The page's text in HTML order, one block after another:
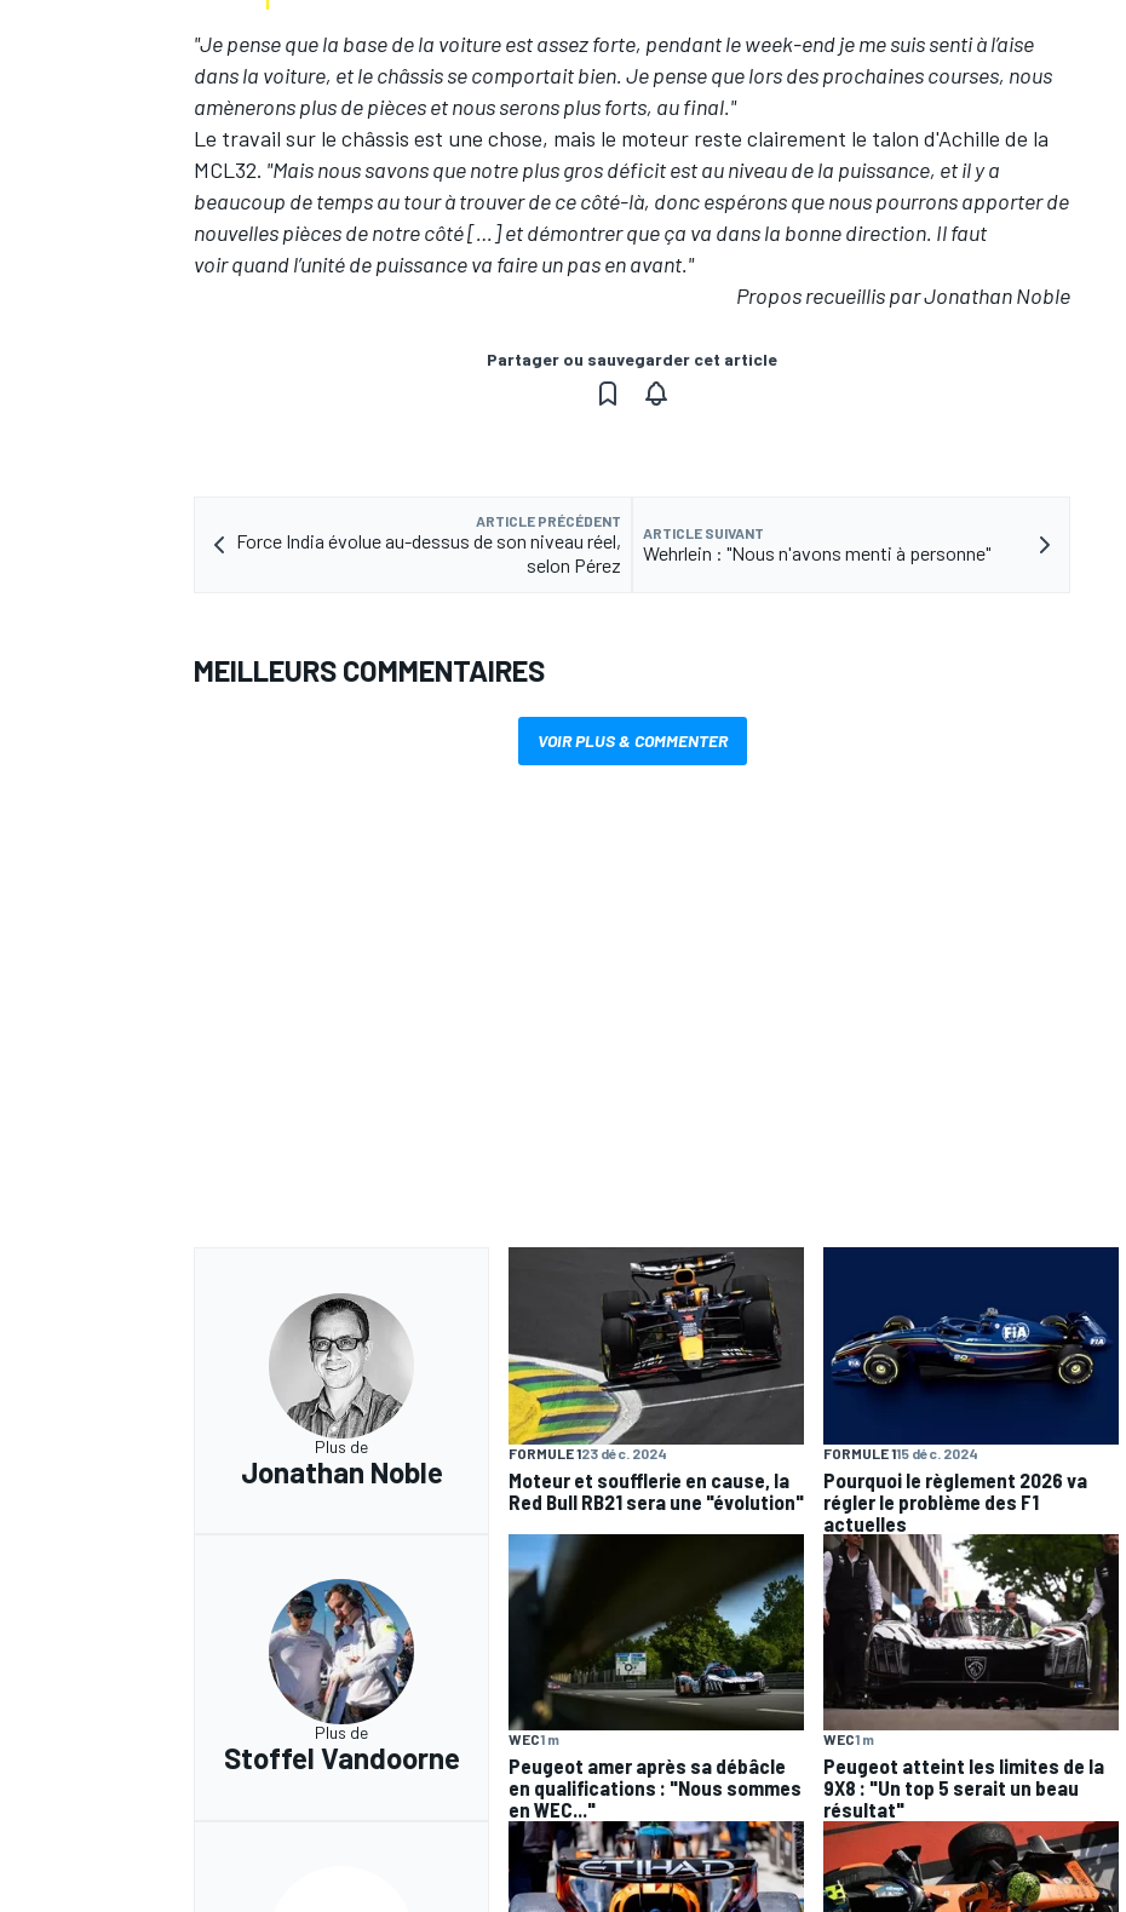
"Je pense que la base de la voiture est assez forte, pendant le week-end je me suis senti à l’aise
dans la voiture, et le châssis se comportait bien. Je pense que lors des prochaines courses, nous
amènerons plus de pièces et nous serons plus forts, au final."
Le travail sur le châssis est une chose, mais le moteur reste clairement le talon d'Achille de la
MCL32. "Mais nous savons que notre plus gros déficit est au niveau de la puissance, et il y a
beaucoup de temps au tour à trouver de ce côté-là, donc espérons que nous pourrons apporter de
nouvelles pièces de notre côté […] et démontrer que ça va dans la bonne direction. Il faut
voir quand l’unité de puissance va faire un pas en avant."
Propos recueillis par Jonathan Noble
Partager ou sauvegarder cet article
ARTICLE PRÉCÉDENT
Force India évolue au-dessus de son niveau réel,
selon Pérez
ARTICLE SUIVANT
Wehrlein : "Nous n'avons menti à personne"
MEILLEURS COMMENTAIRES
VOIR PLUS & COMMENTER
Plus de
Jonathan Noble
FORMULE 123 déc. 2024
Moteur et soufflerie en cause, la
Red Bull RB21 sera une "évolution"
FORMULE 115 déc. 2024
Pourquoi le règlement 2026 va
régler le problème des F1
actuelles
Plus de
Stoffel Vandoorne
WEC1 m
Peugeot amer après sa débâcle
en qualifications : "Nous sommes
en WEC..."
WEC1 m
Peugeot atteint les limites de la
9X8 : "Un top 5 serait un beau
résultat"